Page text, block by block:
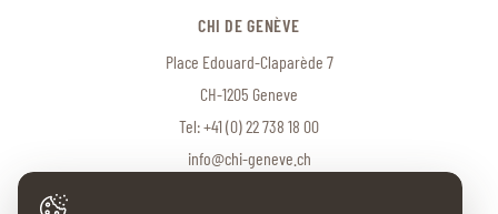
CHI DE GENÈVE
Place Edouard-Claparède 7
CH-1205 Geneve
Tel:+41 (0) 22 738 18 00
info@chi-geneve.ch